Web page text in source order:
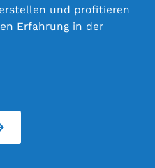
und profitieren
Erfahrung in der